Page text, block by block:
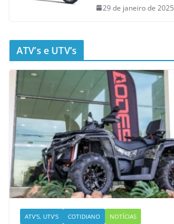
29 de janeiro de 2025
ATV’s e UTV’s
ATV'S, UTV'S COTIDIANO NOTÍCIAS